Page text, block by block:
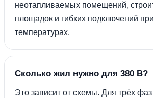
неотапливаемых помещений,
площадок и гибких подключений
температурах.
Сколько жил нужно для 380 В?
Это зависит от схемы. Для трёх